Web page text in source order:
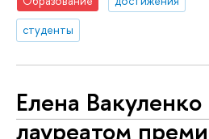
студенты
Елена Вакуленко
лауреатом